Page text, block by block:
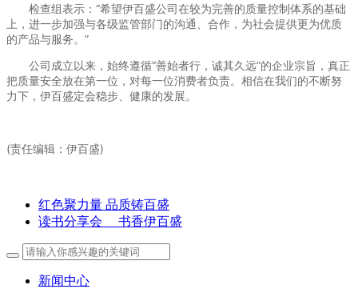
检查组表示：“希望伊百盛公司在较为完善的质量控制体系的基础
上，进一步加强与各级监管部门的沟通、合作，为社会提供更为优质
的产品与服务。”
公司成立以来，始终遵循“善始者行，诚其久远”的企业宗旨，真正
把质量安全放在第一位，对每一位消费者负责。相信在我们的不断努
力下，伊百盛定会稳步、健康的发展。
(责任编辑：伊百盛)
红色聚力量 品质铸百盛
读书分享会 书香伊百盛
新闻中心